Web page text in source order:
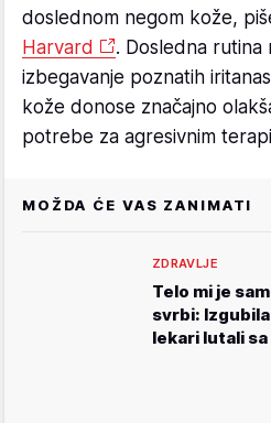
doslednom negom kože,
Harvard
. Dosledna rutina
izbegavanje poznatih
kože donose značajno
potrebe za agresivnim
MOŽDA ĆE VAS ZANIMATI
ZDRAVLJE
Telo mi je
svrbi: Izgubila
lekari lutali